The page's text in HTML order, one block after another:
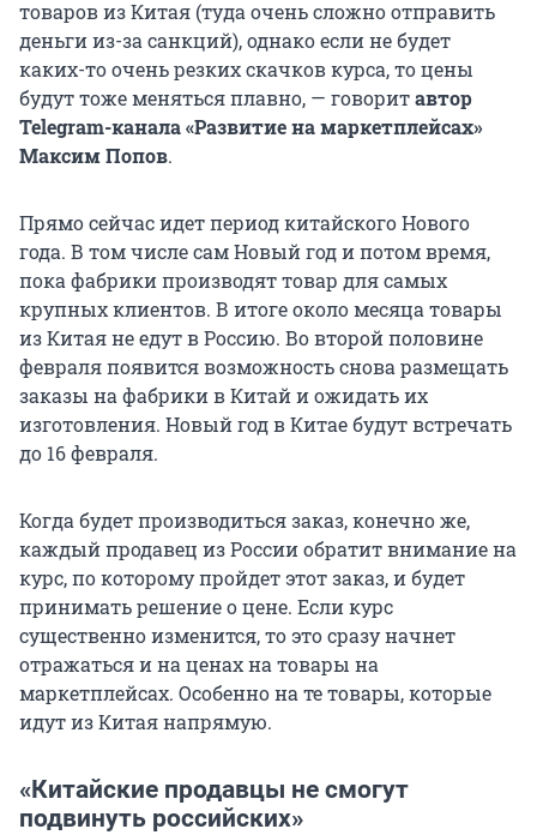
товаров из Китая (туда очень сложно отправить
деньги из-за санкций), однако если не будет
каких-то очень резких скачков курса, то цены
будут тоже меняться плавно, — говоритавтор
Telegram-канала «Развитие на маркетплейсах»
Максим Попов.
Прямо сейчас идет период китайского Нового
года. В том числе сам Новый год и потом время,
пока фабрики производят товар для самых
крупных клиентов. В итоге около месяца товары
из Китая не едут в Россию. Во второй половине
февраля появится возможность снова размещать
заказы на фабрики в Китай и ожидать их
изготовления. Новый год в Китае будут встречать
до 16 февраля.
Когда будет производиться заказ, конечно же,
каждый продавец из России обратит внимание на
курс, по которому пройдет этот заказ, и будет
принимать решение о цене. Если курс
существенно изменится, то это сразу начнет
отражаться и на ценах на товары на
маркетплейсах. Особенно на те товары, которые
идут из Китая напрямую.
«Китайские продавцы не смогут
подвинуть российских»